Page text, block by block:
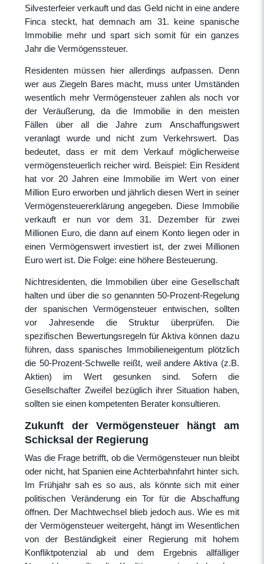
Silvesterfeier verkauft und das Geld nicht in eine andere
Finca steckt, hat demnach am 31. keine spanische
Immobilie mehr und spart sich somit für ein ganzes
Jahr die Vermögenssteuer.
Residenten müssen hier allerdings aufpassen. Denn
wer aus Ziegeln Bares macht, muss unter Umständen
wesentlich mehr Vermögensteuer zahlen als noch vor
der Veräußerung, da die Immobilie in den meisten
Fällen über all die Jahre zum Anschaffungswert
veranlagt wurde und nicht zum Verkehrswert. Das
bedeutet, dass er mit dem Verkauf möglicherweise
vermögensteuerlich reicher wird. Beispiel: Ein Resident
hat vor 20 Jahren eine Immobilie im Wert von einer
Million Euro erworben und jährlich diesen Wert in seiner
Vermögensteuererklärung angegeben. Diese Immobilie
verkauft er nun vor dem 31. Dezember für zwei
Millionen Euro, die dann auf einem Konto liegen oder in
einen Vermögenswert investiert ist, der zwei Millionen
Euro wert ist. Die Folge: eine höhere Besteuerung.
Nichtresidenten, die Immobilien über eine Gesellschaft
halten und über die so genannten 50-Prozent-Regelung
der spanischen Vermögensteuer entwischen, sollten
vor Jahresende die Struktur überprüfen. Die
spezifischen Bewertungsregeln für Aktiva können dazu
führen, dass spanisches Immobilieneigentum plötzlich
die 50-Prozent-Schwelle reißt, weil andere Aktiva (z.B.
Aktien) im Wert gesunken sind. Sofern die
Gesellschafter Zweifel bezüglich ihrer Situation haben,
sollten sie einen kompetenten Berater konsultieren.
Zukunft der Vermögensteuer hängt am
Schicksal der Regierung
Was die Frage betrifft, ob die Vermögensteuer nun bleibt
oder nicht, hat Spanien eine Achterbahnfahrt hinter sich.
Im Frühjahr sah es so aus, als könnte sich mit einer
politischen Veränderung ein Tor für die Abschaffung
öffnen. Der Machtwechsel blieb jedoch aus. Wie es mit
der Vermögensteuer weitergeht, hängt im Wesentlichen
von der Beständigkeit einer Regierung mit hohem
Konfliktpotenzial ab und dem Ergebnis allfälliger